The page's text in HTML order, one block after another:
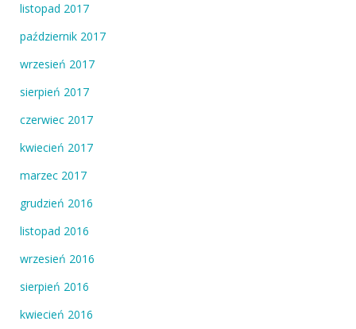
listopad 2017
październik 2017
wrzesień 2017
sierpień 2017
czerwiec 2017
kwiecień 2017
marzec 2017
grudzień 2016
listopad 2016
wrzesień 2016
sierpień 2016
kwiecień 2016